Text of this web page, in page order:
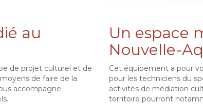
au
de projet culturel et de
de faire de la
accompagne
Un espace
Nouvelle-
Cet équipement a pour
pour les techniciens du
activités de médiation
territoire pourront